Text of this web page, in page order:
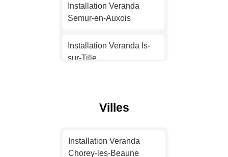
Installation Veranda
Strasbourg
Installation Veranda
Montpellier
Installation Veranda
Installation Veranda
Semur-en-Auxois
Installation Veranda Is-
sur-Tille
Saint-Apollinaire
Villes
Installation Veranda
Chorey-les-Beaune